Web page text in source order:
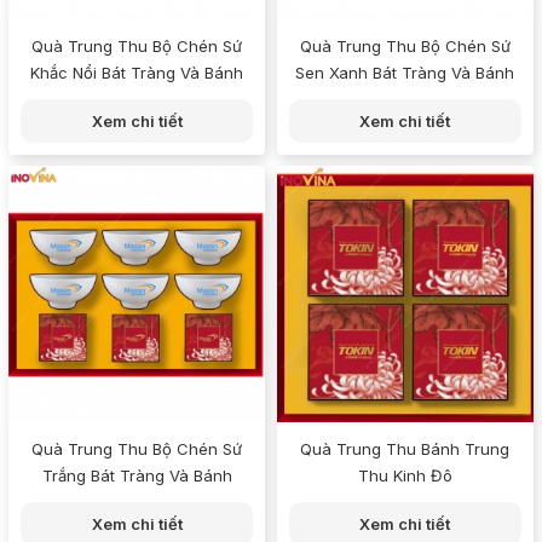
Quà Trung Thu Bộ Chén Sứ
Khắc Nổi Bát Tràng Và Bánh
Xem chi tiết
Quà Trung Thu Bộ Chén Sứ
Sen Xanh Bát Tràng Và Bánh
Xem chi tiết
Quà Trung Thu Bộ Chén Sứ
Trắng Bát Tràng Và Bánh
Xem chi tiết
Quà Trung Thu Bánh Trung
Thu Kinh Đô
Xem chi tiết